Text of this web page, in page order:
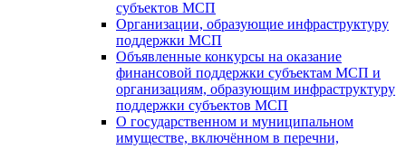
субъектов МСП
Организации, образующие инфраструктуру
поддержки МСП
Объявленные конкурсы на оказание
финансовой поддержки субъектам МСП и
организациям, образующим инфраструктуру
поддержки субъектов МСП
О государственном и муниципальном
имуществе, включённом в перечни,